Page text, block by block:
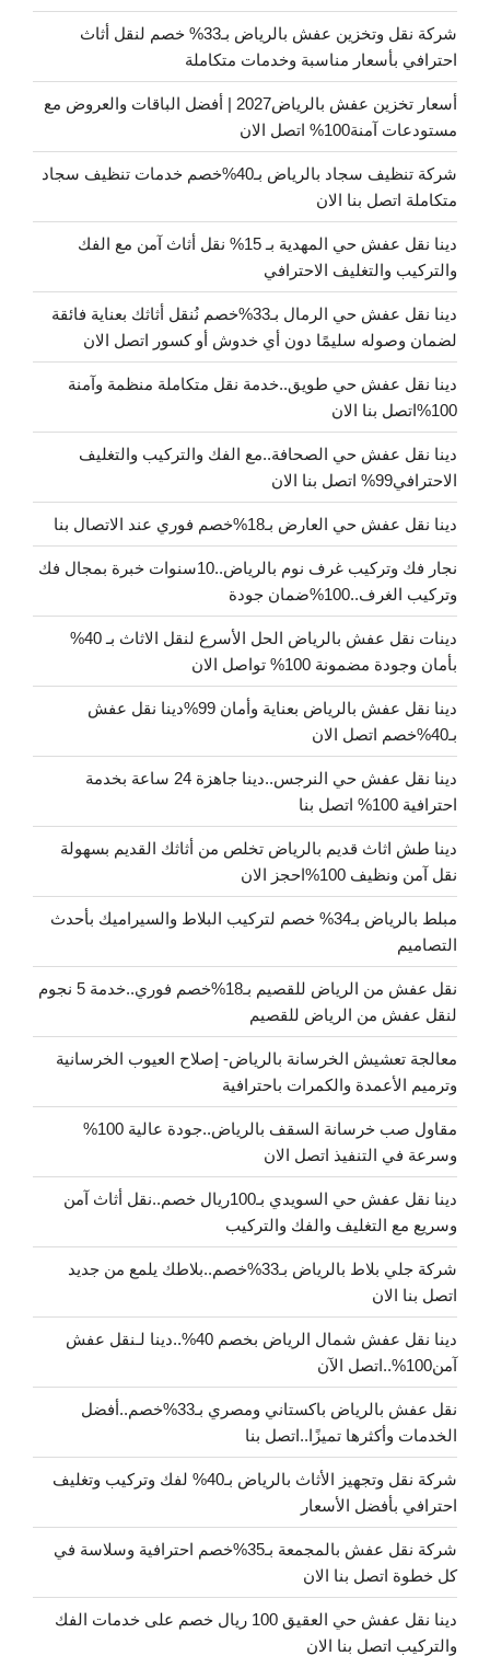
شركة نقل وتخزين عفش بالرياض بـ33% خصم لنقل أثاث
احترافي بأسعار مناسبة وخدمات متكاملة
أسعار تخزين عفش بالرياض2027 | أفضل الباقات والعروض مع
مستودعات آمنة100% اتصل الان
شركة تنظيف سجاد بالرياض بـ40%خصم خدمات تنظيف سجاد
متكاملة اتصل بنا الان
دينا نقل عفش حي المهدية بـ 15% نقل أثاث آمن مع الفك
والتركيب والتغليف الاحترافي
دينا نقل عفش حي الرمال بـ33%خصم نُنقل أثاثك بعناية فائقة
لضمان وصوله سليمًا دون أي خدوش أو كسور اتصل الان
دينا نقل عفش حي طويق..خدمة نقل متكاملة منظمة وآمنة
100%اتصل بنا الان
دينا نقل عفش حي الصحافة..مع الفك والتركيب والتغليف
الاحترافي99% اتصل بنا الان
دينا نقل عفش حي العارض بـ18%خصم فوري عند الاتصال بنا
نجار فك وتركيب غرف نوم بالرياض..10سنوات خبرة بمجال فك
وتركيب الغرف..100%ضمان جودة
دينات نقل عفش بالرياض الحل الأسرع لنقل الاثاث بـ 40%
بأمان وجودة مضمونة 100% تواصل الان
دينا نقل عفش بالرياض بعناية وأمان 99%دينا نقل عفش
بـ40%خصم اتصل الان
دينا نقل عفش حي النرجس..دينا جاهزة 24 ساعة بخدمة
احترافية 100% اتصل بنا
دينا طش اثاث قديم بالرياض تخلص من أثاثك القديم بسهولة
نقل آمن ونظيف 100%احجز الان
مبلط بالرياض بـ34% خصم لتركيب البلاط والسيراميك بأحدث
التصاميم
نقل عفش من الرياض للقصيم بـ18%خصم فوري..خدمة 5 نجوم
لنقل عفش من الرياض للقصيم
معالجة تعشيش الخرسانة بالرياض- إصلاح العيوب الخرسانية
وترميم الأعمدة والكمرات باحترافية
مقاول صب خرسانة السقف بالرياض..جودة عالية 100%
وسرعة في التنفيذ اتصل الان
دينا نقل عفش حي السويدي بـ100ريال خصم..نقل أثاث آمن
وسريع مع التغليف والفك والتركيب
شركة جلي بلاط بالرياض بـ33%خصم..بلاطك يلمع من جديد
اتصل بنا الان
دينا نقل عفش شمال الرياض بخصم 40%..دينا لـنقل عفش
آمن100%..اتصل الآن
نقل عفش بالرياض باكستاني ومصري بـ33%خصم..أفضل
الخدمات وأكثرها تميزًا..اتصل بنا
شركة نقل وتجهيز الأثاث بالرياض بـ40% لفك وتركيب وتغليف
احترافي بأفضل الأسعار
شركة نقل عفش بالمجمعة بـ35%خصم احترافية وسلاسة في
كل خطوة اتصل بنا الان
دينا نقل عفش حي العقيق 100 ريال خصم على خدمات الفك
والتركيب اتصل بنا الان